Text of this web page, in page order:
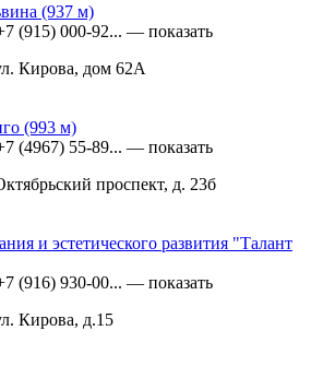
(937 м)
(915) 000-92... — показать
Кирова, дом 62А
(993 м)
(4967) 55-89... — показать
проспект, д. 23б
и эстетического развития "Талант
(916) 930-00... — показать
Кирова, д.15